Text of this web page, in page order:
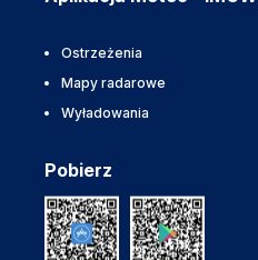
Ostrzeżenia
Mapy radarowe
Wyładowania
Pobierz